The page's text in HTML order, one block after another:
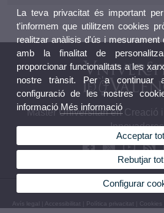
Màster Universitari en Creació
Innovadores
© 2026 UV. - Avda. Tarongers, s/n. 46022
Avís legal Accessibilitat Política privacitat Cookies
La teva privacitat és important
t'informem que utilitzem cookies
realitzar anàlisis d'ús i mesurament
amb la finalitat de
proporcionar funcionalitats a les
nostre trànsit. Per a continuar
configuració de les nostres
informació Més informació
Acceptar tot
Rebutjar tot
Configurar